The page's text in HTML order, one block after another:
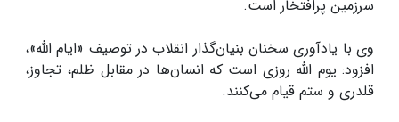
سرزمین پرافتخار است.
وی با یادآوری سخنان بنیان‌گذار انقلاب در توصیف «ایام الله»،
افزود: یوم الله روزی است که انسان‌ها در مقابل ظلم، تجاوز،
قلدری و ستم قیام می‌کنند.